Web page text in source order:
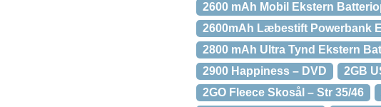
2600 mAh Mobil Ekstern
2600mAh Læbestift Powerbank
2800 mAh Ultra Tynd Ekstern
2900 Happiness – DVD
2GB
2GO Fleece Skosål – Str 35/46